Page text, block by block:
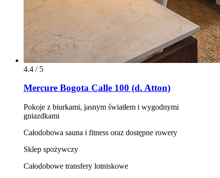
4.4 / 5
Mercure Bogota Calle 100 (d. Atton)
Pokoje z biurkami, jasnym światłem i wygodnymi
gniazdkami
Całodobowa sauna i fitness oraz dostępne rowery
Sklep spożywczy
Całodobowe transfery lotniskowe